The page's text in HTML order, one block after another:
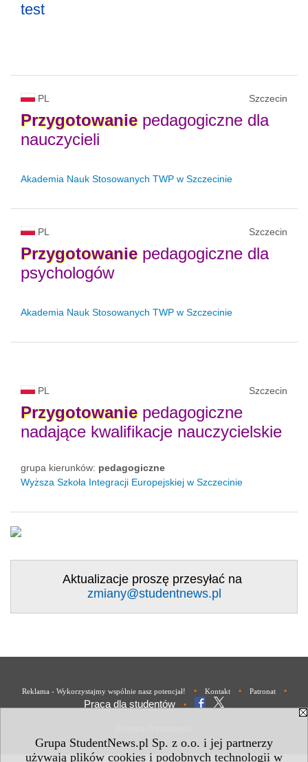
Grupa StudentNews.pl Sp. z o.o. i jej partnerzy
używają plików cookies i podobnych technologii w
test
PL Szczecin
Przygotowaniepedagogiczne dla
nauczycieli
Akademia Nauk Stosowanych TWP w Szczecinie
PL Szczecin
Przygotowaniepedagogiczne dla
psychologów
Akademia Nauk Stosowanych TWP w Szczecinie
PL Szczecin
Przygotowaniepedagogiczne
nadające kwalifikacje nauczycielskie
grupa kierunków: pedagogiczne
Wyższa Szkoła Integracji Europejskiej w Szczecinie
Aktualizacje proszę przesyłać na
zmiany@studentnews.pl
Reklama - Wykorzystajmy wspólnie nasz potencjał! • Kontakt • Patronat •
Praca dla studentów •